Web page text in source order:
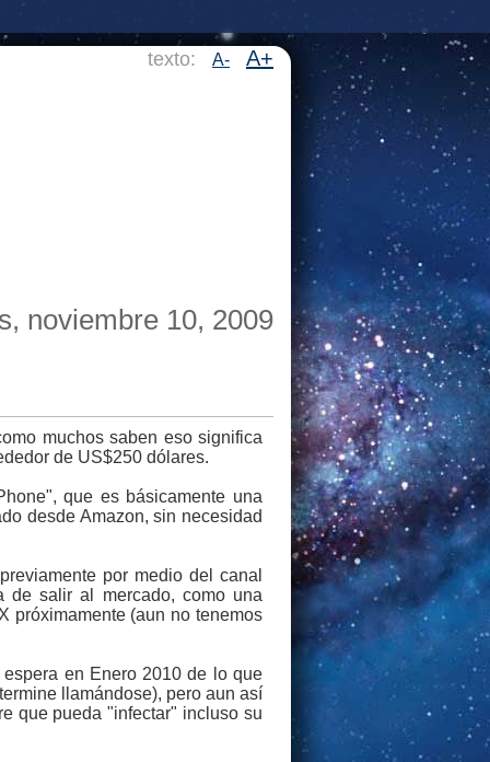
texto: A- A+
noviembre 10, 2009
muchos saben eso significa
de US$250 dólares.
que es básicamente una
desde Amazon, sin necesidad
por medio del canal
de salir al mercado, como una
próximamente (aun no tenemos
en Enero 2010 de lo que
llamándose), pero aun así
que pueda "infectar" incluso su